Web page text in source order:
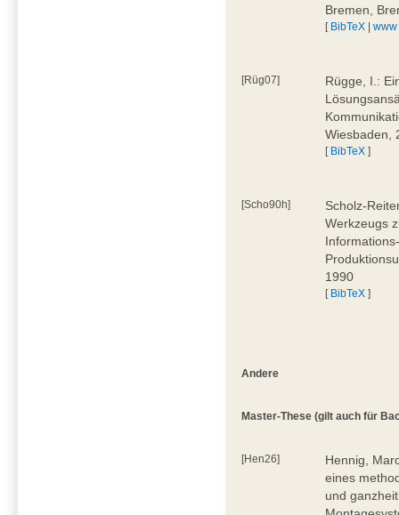
Bremen,
[ BibTeX |www
[Rüg07]
Rügge, I.:
Wiesbaden,
[ BibTeX ]
[Scho90h]
Scholz-
Werkzeugs
1990
[ BibTeX ]
Andere
Master-These (gilt auch für
[Hen26]
Hennig,
eines
und